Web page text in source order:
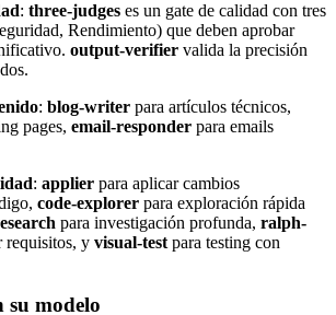
: three-judges es un gate de calidad con tres
Rendimiento) que deben aprobar
output-verifier valida la precisión
: blog-writer para artículos técnicos,
pages, email-responder para emails
: applier para aplicar cambios
code-explorer para exploración rápida
para investigación profunda, ralph-
requisitos, y visual-test para testing con
su modelo